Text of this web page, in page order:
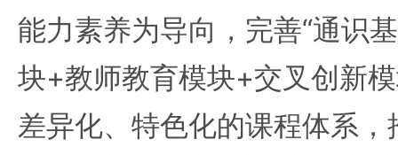
能力素养为导向，完善“通识
块+教师教育模块+交叉创新
差异化、特色化的课程体系，